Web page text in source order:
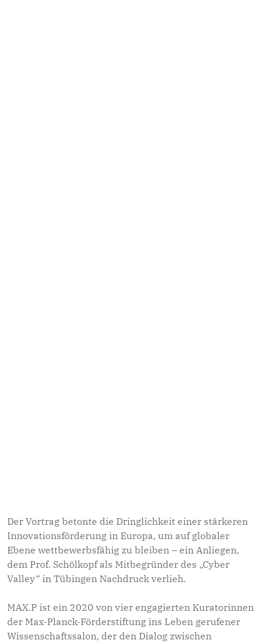
Der Vortrag betonte die Dringlichkeit einer stärkeren
Innovationsförderung in Europa, um auf globaler
Ebene wettbewerbsfähig zu bleiben – ein Anliegen,
dem Prof. Schölkopf als Mitbegründer des „Cyber
Valley“ in Tübingen Nachdruck verlieh.
MAX.P ist ein 2020 von vier engagierten Kuratorinnen
der Max-Planck-Förderstiftung ins Leben gerufener
Wissenschaftssalon, der den Dialog zwischen